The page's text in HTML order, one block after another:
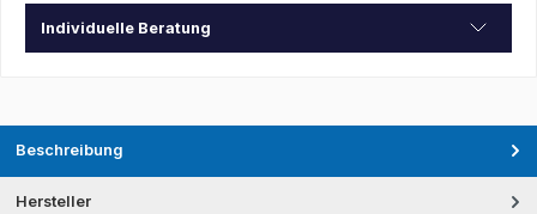
Individuelle Beratung
Beschreibung
Hersteller